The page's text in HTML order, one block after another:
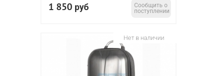
1 850 руб
Сообщить о
поступлении
Нет в наличии